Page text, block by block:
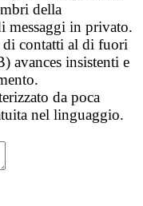
della
messaggi in privato.
di contatti al di fuori
avances insistenti e
da poca
nel linguaggio.